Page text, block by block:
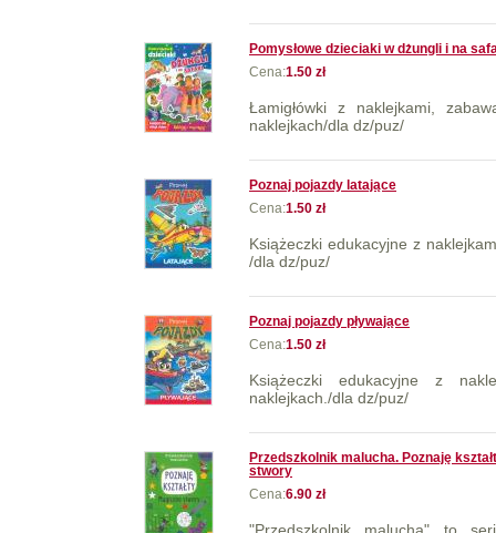
Pomysłowe dzieciaki w dżungli i na
Cena:1.50 zł
Łamigłówki z naklejkami,
naklejkach/dla dz/puz/
Poznaj pojazdy latające
Cena:1.50 zł
Książeczki edukacyjne z
/dla dz/puz/
Poznaj pojazdy pływające
Cena:1.50 zł
Książeczki edukacyjne z
naklejkach./dla dz/puz/
Przedszkolnik malucha. Poznaję
stwory
Cena:6.90 zł